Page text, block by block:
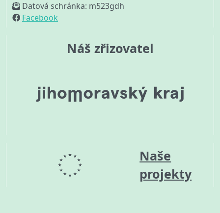
Datová schránka: m523gdh
Facebook
Náš zřizovatel
Naše
projekty